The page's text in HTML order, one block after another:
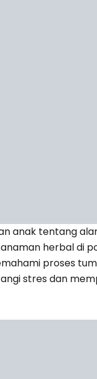
anak tentang
herbal di
proses
stres dan